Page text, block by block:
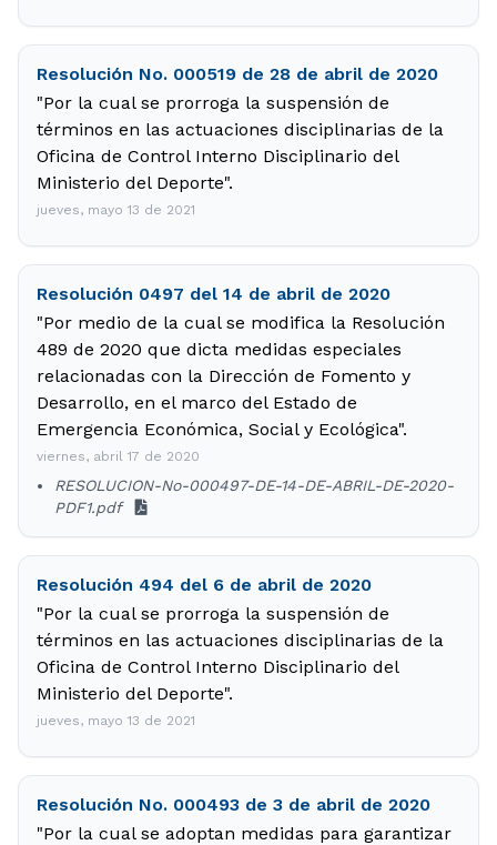
Resolución No. 000519 de 28 de abril de 2020
"Por la cual se prorroga la suspensión de
términos en las actuaciones disciplinarias de la
Oficina de Control Interno Disciplinario del
Ministerio del Deporte".
jueves, mayo 13 de 2021
Resolución 0497 del 14 de abril de 2020
"Por medio de la cual se modifica la Resolución
489 de 2020 que dicta medidas especiales
relacionadas con la Dirección de Fomento y
Desarrollo, en el marco del Estado de
Emergencia Económica, Social y Ecológica".
viernes, abril 17 de 2020
RESOLUCION-No-000497-DE-14-DE-ABRIL-DE-2020-
PDF1.pdf
Resolución 494 del 6 de abril de 2020
"Por la cual se prorroga la suspensión de
términos en las actuaciones disciplinarias de la
Oficina de Control Interno Disciplinario del
Ministerio del Deporte".
jueves, mayo 13 de 2021
Resolución No. 000493 de 3 de abril de 2020
"Por la cual se adoptan medidas para garantizar